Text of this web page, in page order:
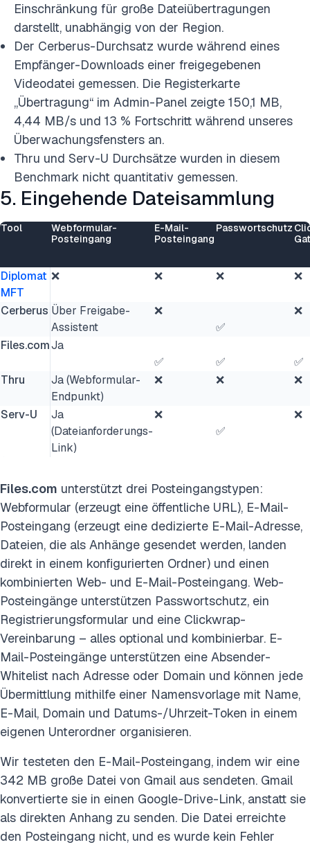
Einschränkung für große Dateiübertragungen
darstellt, unabhängig von der Region.
Der Cerberus-Durchsatz wurde während eines
Empfänger-Downloads einer freigegebenen
Videodatei gemessen. Die Registerkarte
„Übertragung“ im Admin-Panel zeigte 150,1 MB,
4,44 MB/s und 13 % Fortschritt während unseres
Überwachungsfensters an.
Thru und Serv-U Durchsätze wurden in diesem
Benchmark nicht quantitativ gemessen.
5. Eingehende Dateisammlung
Tool
Webformular-
Posteingang
E-Mail-
Posteingang
Passwortschutz
Diplomat
MFT
❌ ❌ ❌ ❌
Cerberus Über Freigabe-
Assistent
❌
✅
❌
Files.comJa
✅
✅
✅
Thru
Ja (Webformular-
Endpunkt)
❌ ❌ ❌
Serv-U
Ja
(Dateianforderungs-
Link)
❌
✅
❌
Files.com unterstützt drei Posteingangstypen:
Webformular (erzeugt eine öffentliche URL), E-Mail-
Posteingang (erzeugt eine dedizierte E-Mail-Adresse,
Dateien, die als Anhänge gesendet werden, landen
direkt in einem konfigurierten Ordner) und einen
kombinierten Web- und E-Mail-Posteingang. Web-
Posteingänge unterstützen Passwortschutz, ein
Registrierungsformular und eine Clickwrap-
Vereinbarung – alles optional und kombinierbar. E-
Mail-Posteingänge unterstützen eine Absender-
Whitelist nach Adresse oder Domain und können jede
Übermittlung mithilfe einer Namensvorlage mit Name,
E-Mail, Domain und Datums-/Uhrzeit-Token in einem
eigenen Unterordner organisieren.
Wir testeten den E-Mail-Posteingang, indem wir eine
342 MB große Datei von Gmail aus sendeten. Gmail
konvertierte sie in einen Google-Drive-Link, anstatt sie
als direkten Anhang zu senden. Die Datei erreichte
den Posteingang nicht, und es wurde kein Fehler